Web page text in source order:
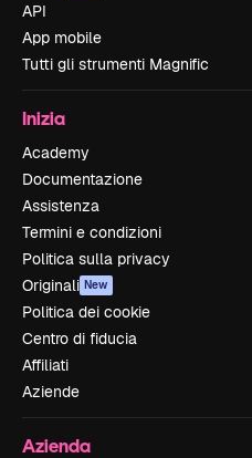
API
App mobile
Tutti gli strumenti Magnific
Inizia
Academy
Documentazione
Assistenza
Termini e condizioni
Politica sulla privacy
Originali New
Politica dei cookie
Centro di fiducia
Affiliati
Aziende
Azienda